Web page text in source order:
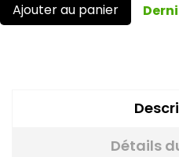
Ajouter au panier
Détails